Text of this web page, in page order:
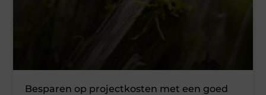
Besparen op projectkosten met een goed